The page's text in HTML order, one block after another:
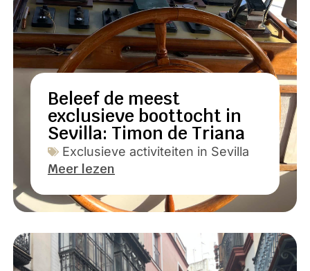
Beleef de meest
exclusieve boottocht in
Sevilla: Timon de Triana
Exclusieve activiteiten in Sevilla
Meer lezen